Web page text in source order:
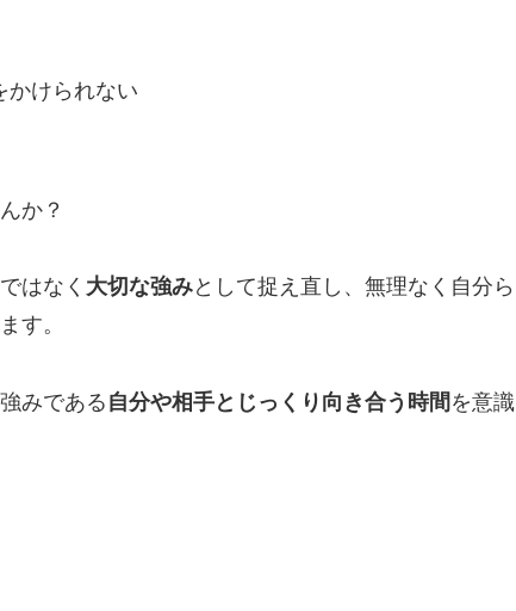
かけられない
か？
はなく 大切な強みとして捉え直し、無理なく自分ら
す。
みである 自分や相手とじっくり向き合う時間 を意識